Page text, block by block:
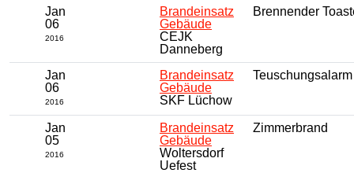
Jan
06
2016
Brandeinsatz
Gebäude
CEJK
Danneberg
Brennender
Jan
06
2016
Brandeinsatz
Gebäude
SKF Lüchow
Teuschungsalarm
Jan
05
2016
Brandeinsatz
Gebäude
Woltersdorf
Uefest
Zimmerbrand